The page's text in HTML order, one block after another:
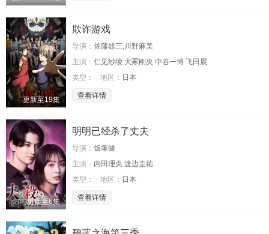
更新至19集
欺诈游戏
导演： 佐藤雄三,川野麻美
主演： 仁见纱绫 大冢刚央 中谷一博 飞田展
类型：
地区： 日本
查看详情
更新至6集
明明已经杀了丈夫
导演： 饭塚健
主演： 内田理央 渡边圭祐
类型：
地区： 日本
查看详情